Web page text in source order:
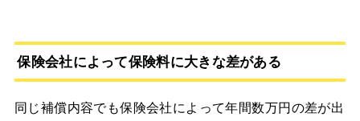
保険会社によって保険料に大きな差がある
同じ補償内容でも保険会社によって年間数万円の差が出